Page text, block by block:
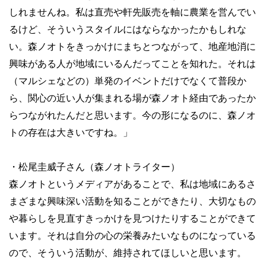
しれませんね。私は直売や軒先販売を軸に農業を営んでい
るけど、そういうスタイルにはならなかったかもしれな
い。森ノオトをきっかけにまちとつながって、地産地消に
興味がある人が地域にいるんだってことを知れた。それは
（マルシェなどの）単発のイベントだけでなくて普段か
ら、関心の近い人が集まれる場が森ノオト経由であったか
らつながれたんだと思います。今の形になるのに、森ノオ
トの存在は大きいですね。」
・松尾圭威子さん（森ノオトライター）
森ノオトというメディアがあることで、私は地域にあるさ
まざまな興味深い活動を知ることができたり、大切なもの
や暮らしを見直すきっかけを見つけたりすることができて
います。それは自分の心の栄養みたいなものになっている
ので、そういう活動が、維持されてほしいと思います。